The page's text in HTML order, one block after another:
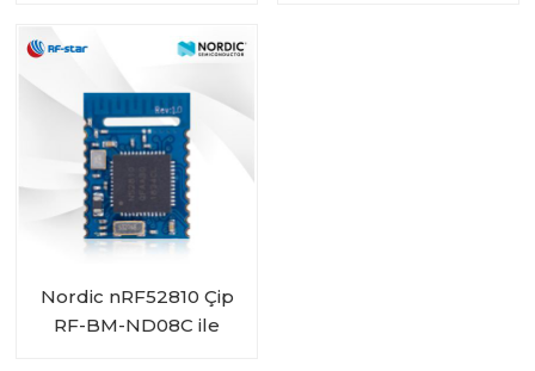
Nordic nRF52810 Çip
RF-BM-ND08C ile